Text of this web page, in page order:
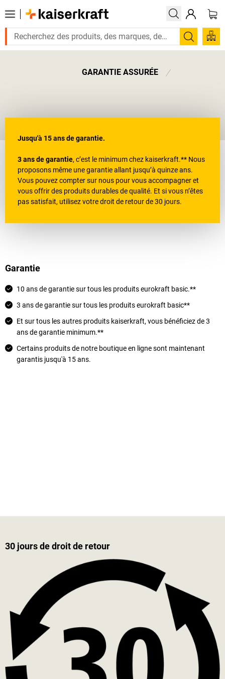
GARANTIE ASSURÉE
Jusqu'à 15 ans de garantie.
3 ans de garantie, c’est le minimum chez kaiserkraft.** Nous
proposons même une garantie allant jusqu’à quinze ans.
Vous pouvez compter sur nous pour vous accompagner et
vous offrir des produits durables de qualité. Et si vous n’êtes
pas satisfait, utilisez votre droit de retour de 30 jours.
Garantie
10 ans de garantie sur tous les produits eurokraft basic.**
3 ans de garantie sur tous les produits eurokraft basic**
Et sur tous les autres produits kaiserkraft, vous bénéficiez de 3
ans de garantie minimum.**
Certains produits de notre boutique en ligne sont maintenant
garantis jusqu'à 15 ans.
30 jours de droit de retour